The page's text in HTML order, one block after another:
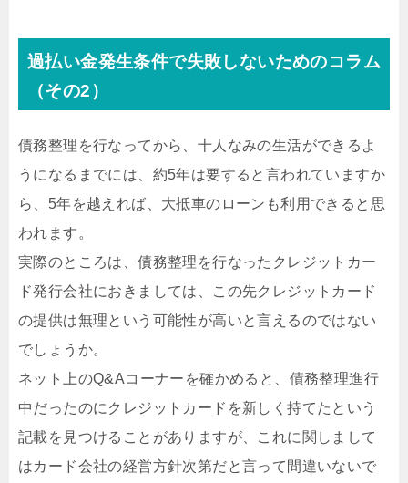
過払い金発生条件で失敗しないためのコラム
（その2）
債務整理を行なってから、十人なみの生活ができるよ
うになるまでには、約5年は要すると言われていますか
ら、5年を越えれば、大抵車のローンも利用できると思
われます。
実際のところは、債務整理を行なったクレジットカー
ド発行会社におきましては、この先クレジットカード
の提供は無理という可能性が高いと言えるのではない
でしょうか。
ネット上のQ&Aコーナーを確かめると、債務整理進行
中だったのにクレジットカードを新しく持てたという
記載を見つけることがありますが、これに関しまして
はカード会社の経営方針次第だと言って間違いないで